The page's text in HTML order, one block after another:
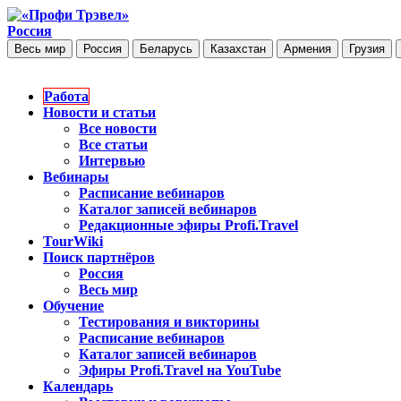
Россия
Весь мир Россия Беларусь Казахстан Армения Грузия
Работа
Новости и статьи
Все новости
Все статьи
Интервью
Вебинары
Расписание вебинаров
Каталог записей вебинаров
Редакционные эфиры Profi.Travel
TourWiki
Поиск партнёров
Россия
Весь мир
Обучение
Тестирования и викторины
Расписание вебинаров
Каталог записей вебинаров
Эфиры Profi.Travel на YouTube
Календарь